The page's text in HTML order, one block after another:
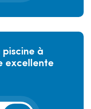
piscine à
excellente